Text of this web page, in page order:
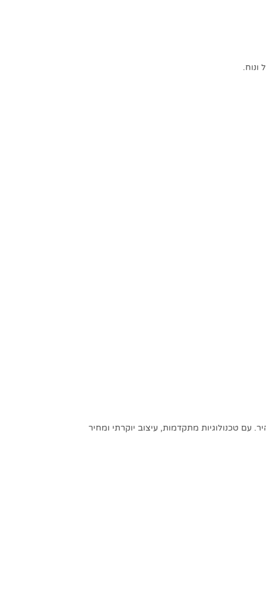
ונוח.
עם טכנולוגיות מתקדמות, עיצוב יוקרתי ומחיר